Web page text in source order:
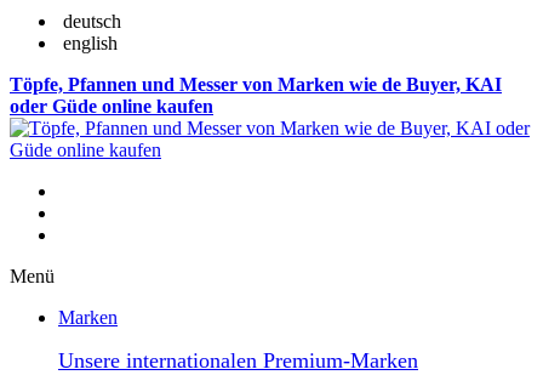
deutsch
english
Töpfe, Pfannen und Messer von Marken wie de Buyer, KAI
oder Güde online kaufen
Menü
Marken
Unsere internationalen Premium-Marken